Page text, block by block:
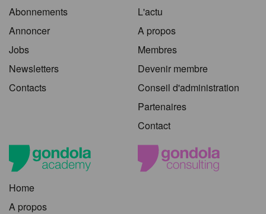
Abonnements
Annoncer
Jobs
Newsletters
Contacts
L'actu
A propos
Membres
Devenir membre
Conseil d'administration
Partenaires
Contact
Home
A propos